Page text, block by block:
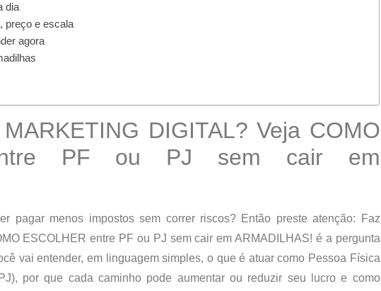
dia
preço e escala
agora
DIGITAL? Veja COMO
PF ou PJ sem cair em
pagar menos impostossem correr riscos? Então preste atenção:
Faz
ESCOLHER entre PF ou PJ sem cair em ARMADILHAS! é a pergunta
vai entender, em linguagem simples, o que é atuar como Pessoa Física
, por que cada caminho pode aumentar ou reduzir seu lucro e como